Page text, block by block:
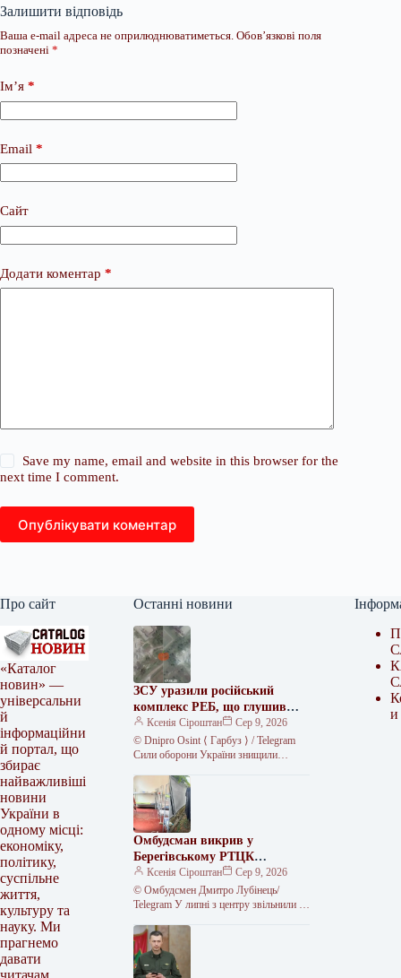
Залишити відповідь
Ваша e-mail адреса не оприлюднюватиметься. Обов’язкові поля
позначені *
Ім’я *
Email *
Сайт
Додати коментар *
Save my name, email and website in this browser for the
next time I comment.
Опублікувати коментар
Про сайт
«Каталог
новин» —
універсальни
й
інформаційни
й портал, що
збирає
найважливіші
новини
України в
одному місці:
економіку,
політику,
суспільне
життя,
культуру та
науку. Ми
прагнемо
давати
Останні новини
ЗСУ уразили російський
комплекс РЕБ, що глушив
Starlink
Ксенія Сіроштан
Сер 9, 2026
© Dnipro Osint ⟨ Гарбуз ⟩ / Telegram
Сили оборони України знищили
боротьби «Волна Купол Гарант» на…
Омбудсман викрив у
Берегівському РТЦК
незаконне скасування
відстрочок та утримання
громадян
Ксенія Сіроштан
Сер 9, 2026
© Омбудсмен Дмитро Лубінець/
Telegram У липні з центру звільнили 11
утримували протиправно.
Представник омбудсмана…
и